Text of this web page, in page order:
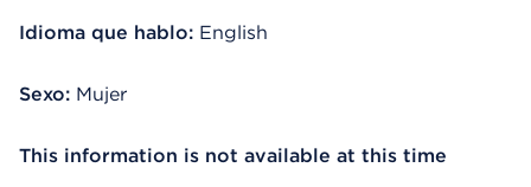
Idioma que hablo: English
Sexo: Mujer
This information is not available at this time